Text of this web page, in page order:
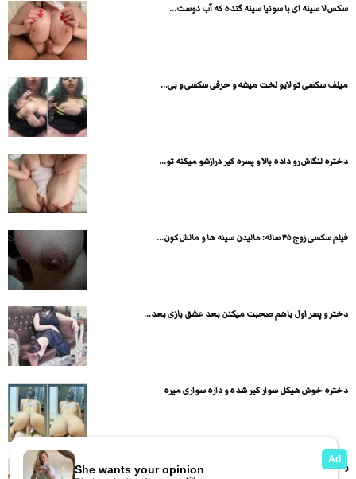
سکس لا سینه ای با سونیا سینه گنده که آب دوست...
میلف سکسی تو لایو لخت میشه و حرفی سکسی و بی...
دختره لنگاش رو داده بالا و پسره کیر درازشو میکنه تو...
فیلم سکسی زوج ۴۵ ساله: مالیدن سینه ها و مالش کون...
دختر و پسر اول باهم صحبت میکنن بعد عشق بازی بعد...
دختره خوش هیکل سوار کیر شده و داره سواری میره
زنه با آه و ناله و کیر پسره کیر سواری میکنه